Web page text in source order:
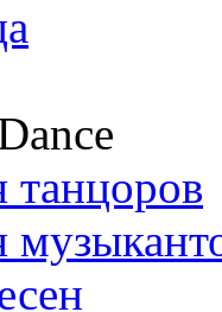
танцоров